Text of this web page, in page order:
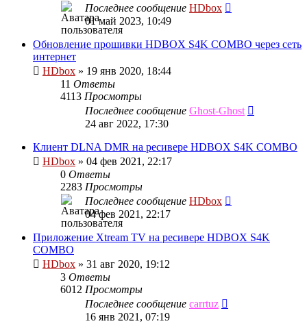
Последнее сообщение HDbox
01 май 2023, 10:49
Обновление прошивки HDBOX S4K COMBO через сеть
интернет
HDbox » 19 янв 2020, 18:44
11 Ответы
4113 Просмотры
Последнее сообщение Ghost-Ghost
24 авг 2022, 17:30
Клиент DLNA DMR на ресивере HDBOX S4K COMBO
HDbox » 04 фев 2021, 22:17
0 Ответы
2283 Просмотры
Последнее сообщение HDbox
04 фев 2021, 22:17
Приложение Xtream TV на ресивере HDBOX S4K
COMBO
HDbox » 31 авг 2020, 19:12
3 Ответы
6012 Просмотры
Последнее сообщение carrtuz
16 янв 2021, 07:19